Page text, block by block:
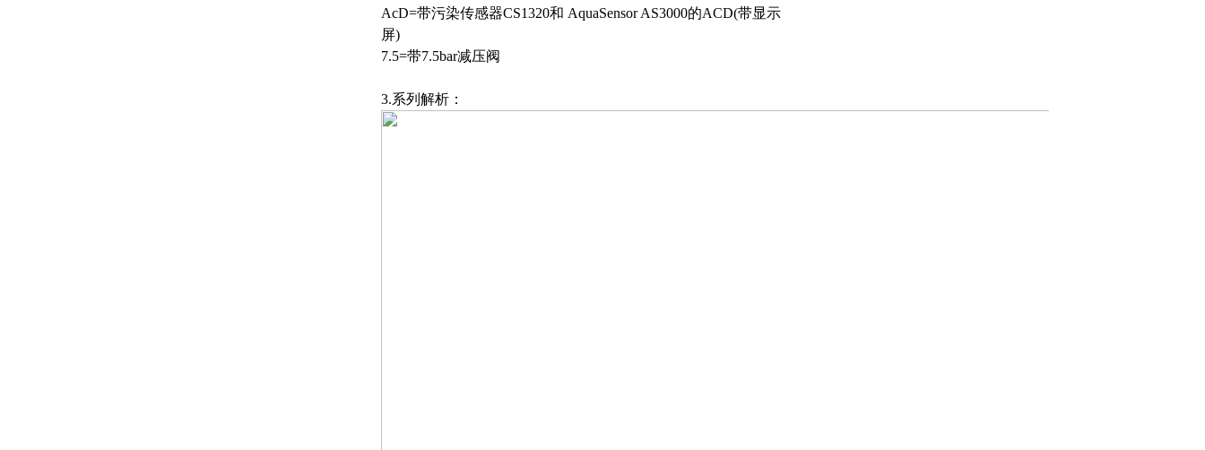
AcD=带污染传感器CS1320和 AquaSensor AS3000的ACD(带显示
屏)
7.5=带7.5bar减压阀
3.系列解析：